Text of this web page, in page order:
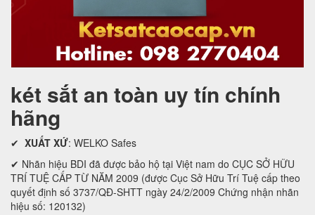
két sắt an toàn uy tín chính
hãng
✔ XUẤT XỨ: WELKO Safes
✔ Nhãn hiệu BDI đã được bảo hộ tại Việt nam do CỤC SỞ HỮU
TRÍ TUỆ CẤP TỪ NĂM 2009 (được Cục Sở Hữu Trí Tuệ cấp theo
quyết định số 3737/QĐ-SHTT ngày 24/2/2009 Chứng nhận nhãn
hiệu số: 120132)